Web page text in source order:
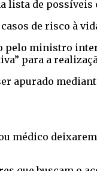
lista de
de risco à
ministro
para a
apurado
médico